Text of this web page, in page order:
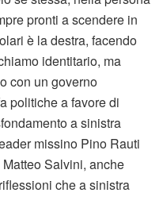
pronti a scendere in
è la destra, facendo
identitario, ma
con un governo
politiche a favore di
a sinistra
missino Pino Rauti
Salvini, anche
che a sinistra